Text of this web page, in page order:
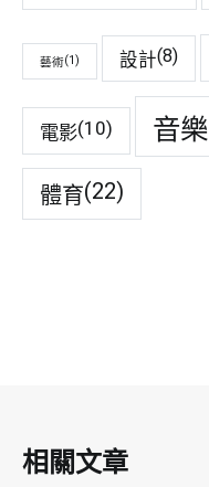
藝術(1) 設計(8)
電影(10) 音樂
體育(22)
相關文章